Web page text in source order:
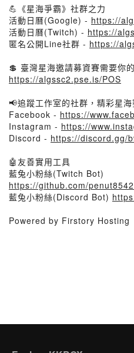
💪《星海爭霸》社群之力
活動日曆(Google) - https://
活動日曆(Twitch) - https://
匿名公開Line社群 - https://
💲 臺灣星海邀請募資賽需要你
https://algssc2.pse.is/POS
📢追蹤工作室的社群，精彩星
Facebook - https://
Instagram - https://
Discord - https://discord.gg/
🤖友善實用工具
藍兔小粉絲(Twitch Bot)
https://github.com/
藍兔小粉絲(Discord Bot)
Powered by Firstory Hosting